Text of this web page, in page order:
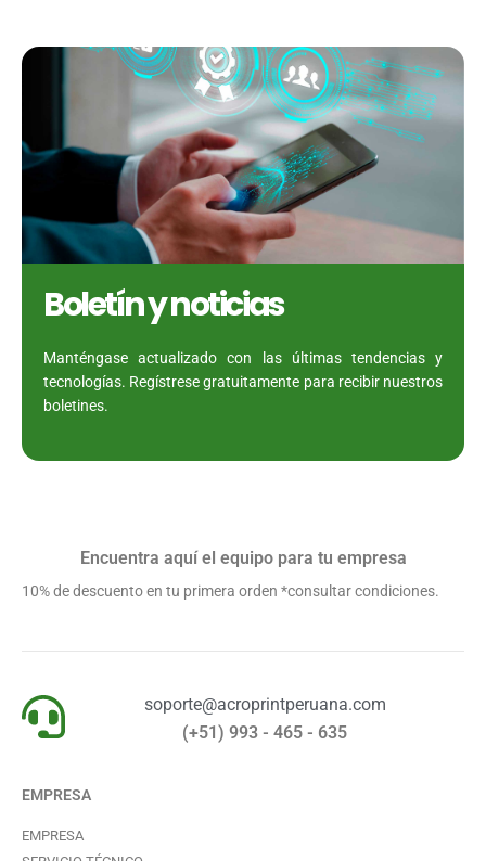
Boletín y noticias
Manténgase actualizado con las últimas tendencias y
tecnologías. Regístrese gratuitamente para recibir nuestros
boletines.
Encuentra aquí el equipo para tu empresa
10% de descuento en tu primera orden *consultar condiciones.
soporte@acroprintperuana.com
(+51) 993 - 465 - 635
EMPRESA
EMPRESA